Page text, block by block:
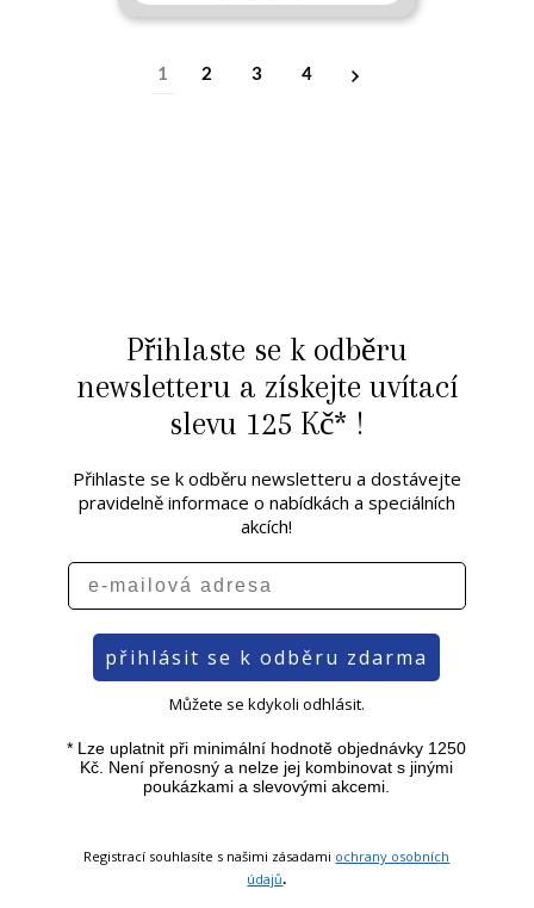
1 2 3 4
Přihlaste se k odběru
newsletteru a získejte uvítací
slevu 125 Kč* !
Přihlaste se k odběru newsletteru a dostávejte
pravidelně informace o nabídkách a speciálních
akcích!
e-mailová adresa
přihlásit se k odběru zdarma
Můžete se kdykoli odhlásit.
* Lze uplatnit při minimální hodnotě objednávky 1250
Kč. Není přenosný a nelze jej kombinovat s jinými
poukázkami a slevovými akcemi.
Registrací souhlasíte s našimi zásadami ochrany osobních
údajů